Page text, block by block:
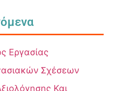
Εργασίας
Σχέσεων
Και